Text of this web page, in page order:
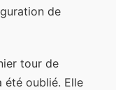
de
tour de
été oublié. Elle